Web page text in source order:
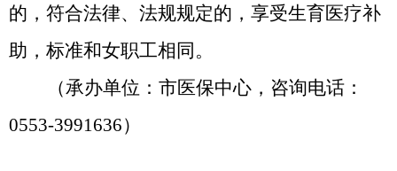
的，符合法律、法规规定的，享受生育医疗补
助，标准和女职工相同。
（承办单位：市医保中心，咨询电话：
0553-3991636）